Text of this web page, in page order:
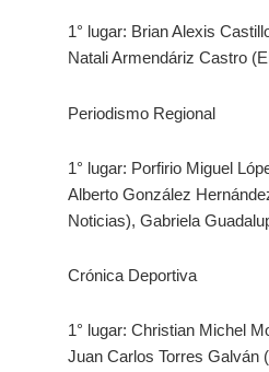
1° lugar: Brian Alexis
Natali Armendáriz Castro
Periodismo Regional
1° lugar: Porfirio Miguel
Alberto González
Noticias), Gabriela
Crónica Deportiva
1° lugar: Christian Michel
Juan Carlos Torres Galván